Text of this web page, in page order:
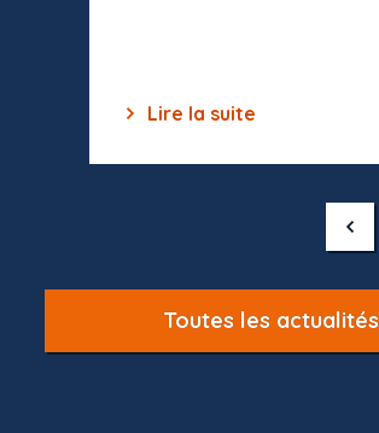
Lire la suite
Toutes les actualités